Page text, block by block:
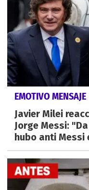
EMOTIVO MENSAJE
Javier Milei
Jorge Messi:
hubo anti Messi